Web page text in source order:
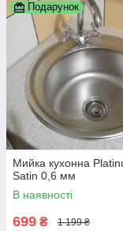
Подарунок
Мийка кухонна
Satin 0,6 мм
В наявності
699 ₴ 1 199 ₴